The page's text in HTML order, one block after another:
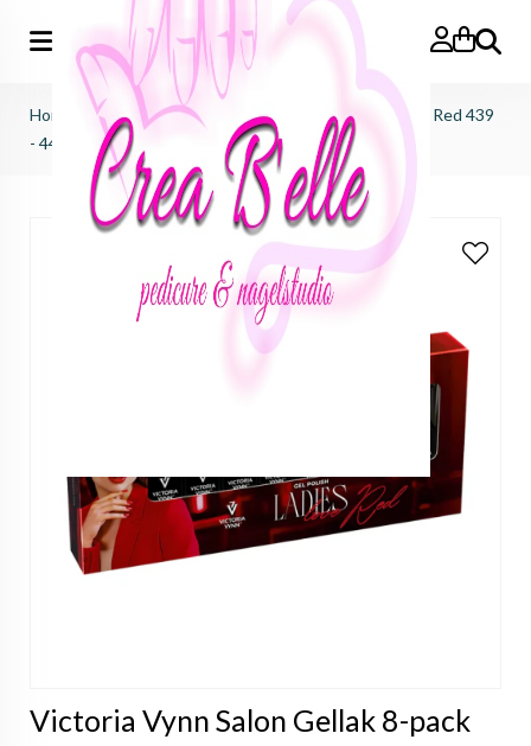
Zoeken
Home
Victoria Vynn Salon Gellak 8-pack Ladies Love Red 439
- 444
Victoria Vynn Salon Gellak 8-pack